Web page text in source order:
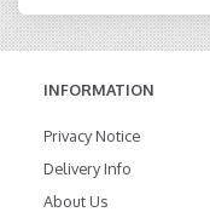
INFORMATION
Privacy Notice
Delivery Info
About Us